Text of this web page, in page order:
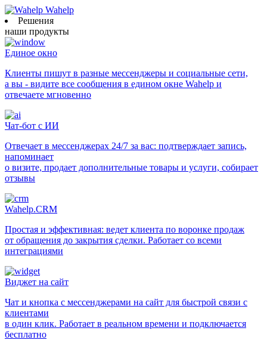
Wahelp
Решения
наши продукты
Единое окно
Клиенты пишут в разные мессенджеры и социальные сети,
а вы - видите все сообщения в едином окне Wahelp и
отвечаете мгновенно
Чат-бот с ИИ
Отвечает в мессенджерах 24/7 за вас: подтверждает запись,
напоминает
о визите, продает дополнительные товары и услуги, собирает
отзывы
Wahelp.CRM
Простая и эффективная: ведет клиента по воронке продаж
от обращения до закрытия сделки. Работает со всеми
интеграциями
Виджет на сайт
Чат и кнопка с мессенджерами на сайт для быстрой связи с
клиентами
в один клик. Работает в реальном времени и подключается
бесплатно